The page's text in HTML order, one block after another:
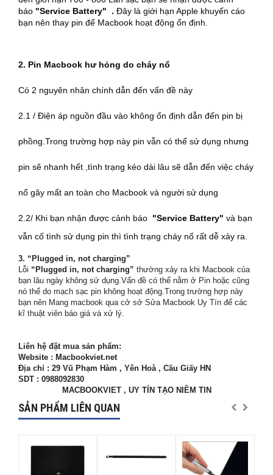
báo "Service Battery" . Đây là giới hạn Apple khuyến cáo
bạn nên thay pin để Macbook hoạt động ổn định.
2. Pin Macbook hư hỏng do cháy nổ
Có 2 nguyên nhân chính dẫn đến vấn đề này
2.1 / Điện áp nguồn đầu vào không ổn định dẫn đến pin bị
phồng.Trong trường hợp này pin vẫn có thể sử dụng nhưng
pin sẽ nhanh hết ,tình trạng kéo dài lâu sẽ dẫn đến việc cháy
nổ gây mất an toàn cho Macbook và người sử dụng
2.2/ Khi bạn nhận được cảnh báo "Service Battery" và bạn
vẫn cố tình sử dụng pin thì tình trạng cháy nổ rất dễ xảy ra.
3. “Plugged in, not charging”
Lỗi “Plugged in, not charging” thường xảy ra khi Macbook của
bạn lâu ngày không sử dụng.Vấn đề có thể nằm ở Pin hoặc cũng
nó thể do mạch sạc pin không hoạt động.Trong trường hợp này
bạn nên Mang macbook qua cở sở Sửa Macbook Uy Tín để các
kĩ thuật viên báo giá và xử lý.
Liên hệ đặt mua sản phẩm:
Website : Macbookviet.net
Địa chỉ : 29 Vũ Phạm Hàm , Yên Hoà , Cầu Giấy HN
SDT : 0988092830
MACBOOKVIET , UY TÍN TẠO NIỀM TIN
SẢN PHẨM LIÊN QUAN